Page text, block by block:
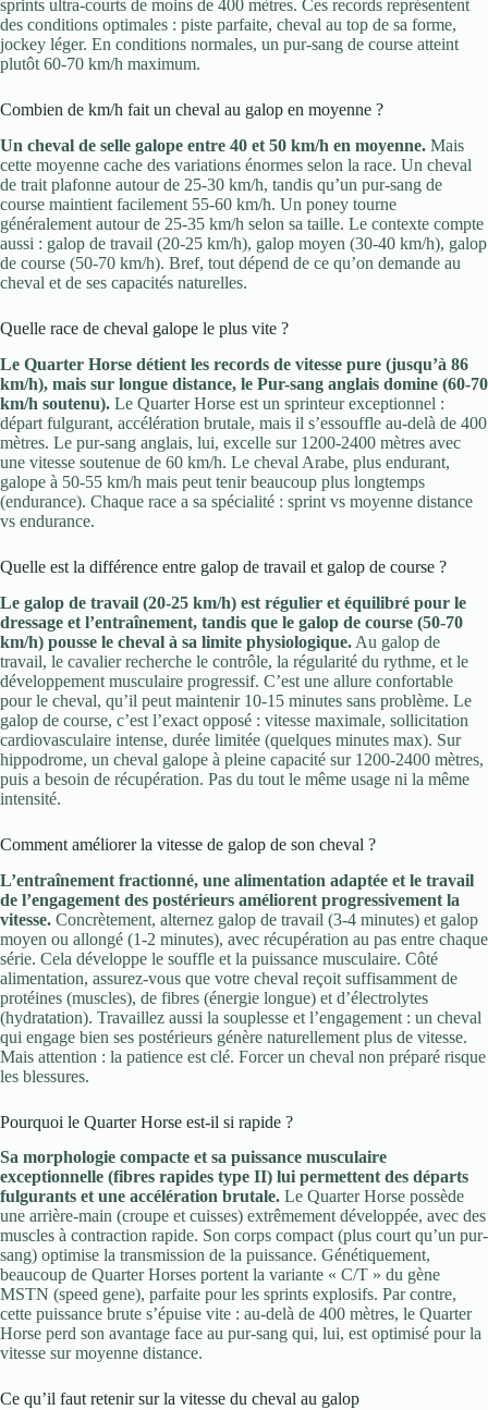
sprints ultra-courts de moins de 400 mètres. Ces records représentent
des conditions optimales : piste parfaite, cheval au top de sa forme,
jockey léger. En conditions normales, un pur-sang de course atteint
plutôt 60-70 km/h maximum.
Combien de km/h fait un cheval au galop en moyenne ?
Un cheval de selle galope entre 40 et 50 km/h en moyenne. Mais
cette moyenne cache des variations énormes selon la race. Un cheval
de trait plafonne autour de 25-30 km/h, tandis qu’un pur-sang de
course maintient facilement 55-60 km/h. Un poney tourne
généralement autour de 25-35 km/h selon sa taille. Le contexte compte
aussi : galop de travail (20-25 km/h), galop moyen (30-40 km/h), galop
de course (50-70 km/h). Bref, tout dépend de ce qu’on demande au
cheval et de ses capacités naturelles.
Quelle race de cheval galope le plus vite ?
Le Quarter Horse détient les records de vitesse pure (jusqu’à 86
km/h), mais sur longue distance, le Pur-sang anglais domine (60-70
km/h soutenu). Le Quarter Horse est un sprinteur exceptionnel :
départ fulgurant, accélération brutale, mais il s’essouffle au-delà de 400
mètres. Le pur-sang anglais, lui, excelle sur 1200-2400 mètres avec
une vitesse soutenue de 60 km/h. Le cheval Arabe, plus endurant,
galope à 50-55 km/h mais peut tenir beaucoup plus longtemps
(endurance). Chaque race a sa spécialité : sprint vs moyenne distance
vs endurance.
Quelle est la différence entre galop de travail et galop de course ?
Le galop de travail (20-25 km/h) est régulier et équilibré pour le
dressage et l’entraînement, tandis que le galop de course (50-70
km/h) pousse le cheval à sa limite physiologique. Au galop de
travail, le cavalier recherche le contrôle, la régularité du rythme, et le
développement musculaire progressif. C’est une allure confortable
pour le cheval, qu’il peut maintenir 10-15 minutes sans problème. Le
galop de course, c’est l’exact opposé : vitesse maximale, sollicitation
cardiovasculaire intense, durée limitée (quelques minutes max). Sur
hippodrome, un cheval galope à pleine capacité sur 1200-2400 mètres,
puis a besoin de récupération. Pas du tout le même usage ni la même
intensité.
Comment améliorer la vitesse de galop de son cheval ?
L’entraînement fractionné, une alimentation adaptée et le travail
de l’engagement des postérieurs améliorent progressivement la
vitesse. Concrètement, alternez galop de travail (3-4 minutes) et galop
moyen ou allongé (1-2 minutes), avec récupération au pas entre chaque
série. Cela développe le souffle et la puissance musculaire. Côté
alimentation, assurez-vous que votre cheval reçoit suffisamment de
protéines (muscles), de fibres (énergie longue) et d’électrolytes
(hydratation). Travaillez aussi la souplesse et l’engagement : un cheval
qui engage bien ses postérieurs génère naturellement plus de vitesse.
Mais attention : la patience est clé. Forcer un cheval non préparé risque
les blessures.
Pourquoi le Quarter Horse est-il si rapide ?
Sa morphologie compacte et sa puissance musculaire
exceptionnelle (fibres rapides type II) lui permettent des départs
fulgurants et une accélération brutale. Le Quarter Horse possède
une arrière-main (croupe et cuisses) extrêmement développée, avec des
muscles à contraction rapide. Son corps compact (plus court qu’un pur-
sang) optimise la transmission de la puissance. Génétiquement,
beaucoup de Quarter Horses portent la variante « C/T » du gène
MSTN (speed gene), parfaite pour les sprints explosifs. Par contre,
cette puissance brute s’épuise vite : au-delà de 400 mètres, le Quarter
Horse perd son avantage face au pur-sang qui, lui, est optimisé pour la
vitesse sur moyenne distance.
Ce qu’il faut retenir sur la vitesse du cheval au galop